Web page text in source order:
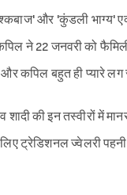
और 'कुंडली भाग्य'
ने 22 जनवरी को
कपिल बहुत ही प्यारे लग
शादी की इन तस्वीरों
ट्रेडिशनल ज्वेलरी